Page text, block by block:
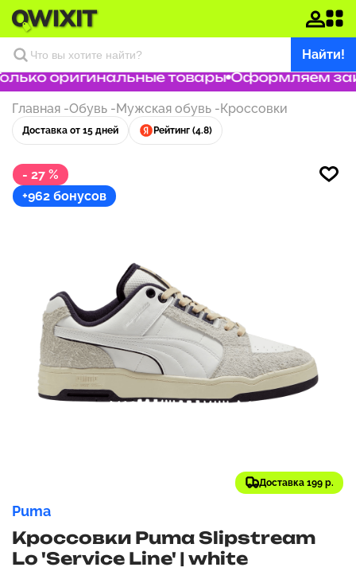
Найти!
оригинальные товары Оформляем
Главная -Обувь -Мужская обувь -Кроссовки
Доставка от 15 дней Рейтинг (4.8)
- 27 %
+962 бонусов
Доставка 199 р.
Puma
Кроссовки Puma Slipstream
Lo 'Service Line' | white